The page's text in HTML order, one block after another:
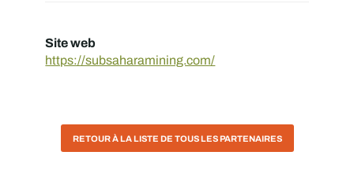
Site web
https://subsaharamining.com/
RETOUR À LA LISTE DE TOUS LES PARTENAIRES